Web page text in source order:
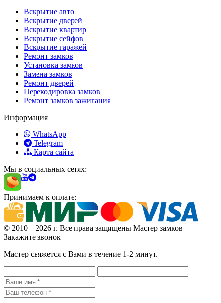
Вскрытие авто
Вскрытие дверей
Вскрытие квартир
Вскрытие сейфов
Вскрытие гаражей
Ремонт замков
Установка замков
Замена замков
Ремонт дверей
Перекодировка замков
Ремонт замков зажигания
Информация
WhatsApp
Telegram
Карта сайта
Мы в социальных сетях:
Принимаем к оплате:
© 2010 – 2026 г. Все права защищены Мастер замков
Закажите звонок
Мастер свяжется с Вами в течение 1-2 минут.